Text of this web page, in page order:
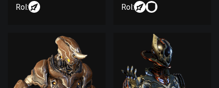
Rol: Rol: